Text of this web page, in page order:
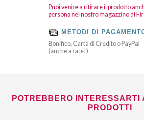
Puoi venire a ritirare il prodotto
persona nel nostro magazzino di
METODI DI
Bonifico, Carta di Credito o PayPal
(anche a rate!)
POTREBBERO INTERESSARTI
PRODOTTI